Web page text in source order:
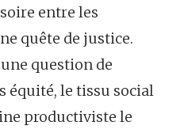
entre les
quête de justice.
question de
équité, le tissu social
productiviste le